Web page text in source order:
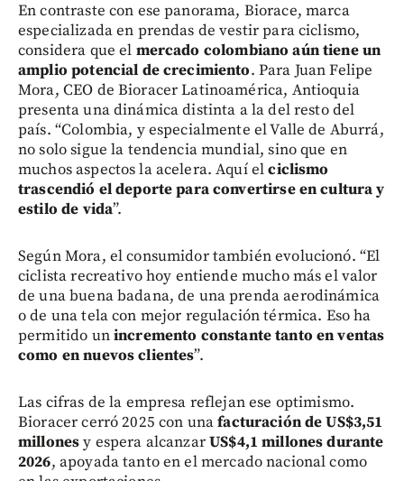
En contraste con ese panorama, Biorace, marca
especializada en prendas de vestir para ciclismo,
considera que el mercado colombiano aún tiene un
amplio potencial de crecimiento. Para Juan Felipe
Mora, CEO de Bioracer Latinoamérica, Antioquia
presenta una dinámica distinta a la del resto del
país. “Colombia, y especialmente el Valle de Aburrá,
no solo sigue la tendencia mundial, sino que en
muchos aspectos la acelera. Aquí elciclismo
trascendió el deporte para convertirse en cultura y
estilo de vida”.
Según Mora, el consumidor también evolucionó. “El
ciclista recreativo hoy entiende mucho más el valor
de una buena badana, de una prenda aerodinámica
o de una tela con mejor regulación térmica. Eso ha
permitido unincremento constante tanto en ventas
como en nuevos clientes”.
Las cifras de la empresa reflejan ese optimismo.
Bioracer cerró 2025 con unafacturación de US$3,51
millonesy espera alcanzarUS$4,1 millones durante
2026, apoyada tanto en el mercado nacional como